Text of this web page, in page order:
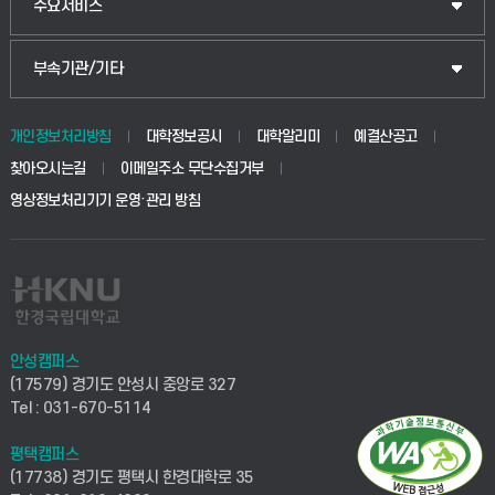
주요서비스
부속기관/기타
개인정보처리방침 대학정보공시 대학알리미
예결산공고
찾아오시는길
이메일주소 무단수집거부
영상정보처리기기 운영·관리 방침
안성캠퍼스
(17579) 경기도 안성시 중앙로 327
Tel : 031-670-5114
평택캠퍼스
(17738) 경기도 평택시 한경대학로 35